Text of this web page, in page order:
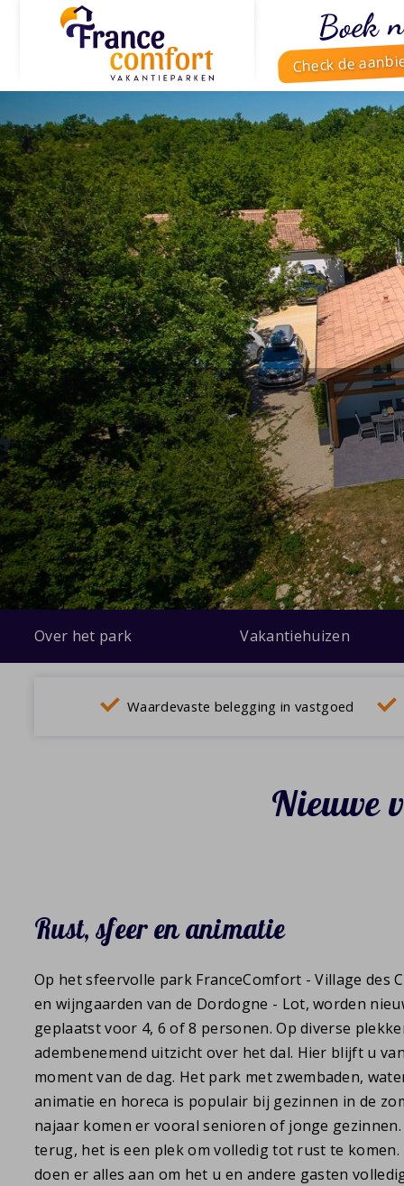
Boek
Check de
Over het park Vakantiehuizen
Waardevaste belegging in vastgoed
Nieuwe
Rust, sfeer en animatie
Op het sfeervolle park FranceComfort - Village des
en wijngaarden van de Dordogne - Lot, worden
geplaatst voor 4, 6 of 8 personen. Op diverse
adembenemend uitzicht over het dal. Hier blijft u
moment van de dag. Het park met zwembaden,
animatie en horeca is populair bij gezinnen in de
najaar komen er vooral senioren of jonge
terug, het is een plek om volledig tot rust te
doen er alles aan om het u en andere gasten